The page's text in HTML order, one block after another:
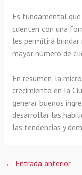
Es fundamental
cuenten con una
les permitirá brindar
mayor número de
En resumen, la
crecimiento en la
generar buenos
desarrollar las
las tendencias y
← Entrada anterior